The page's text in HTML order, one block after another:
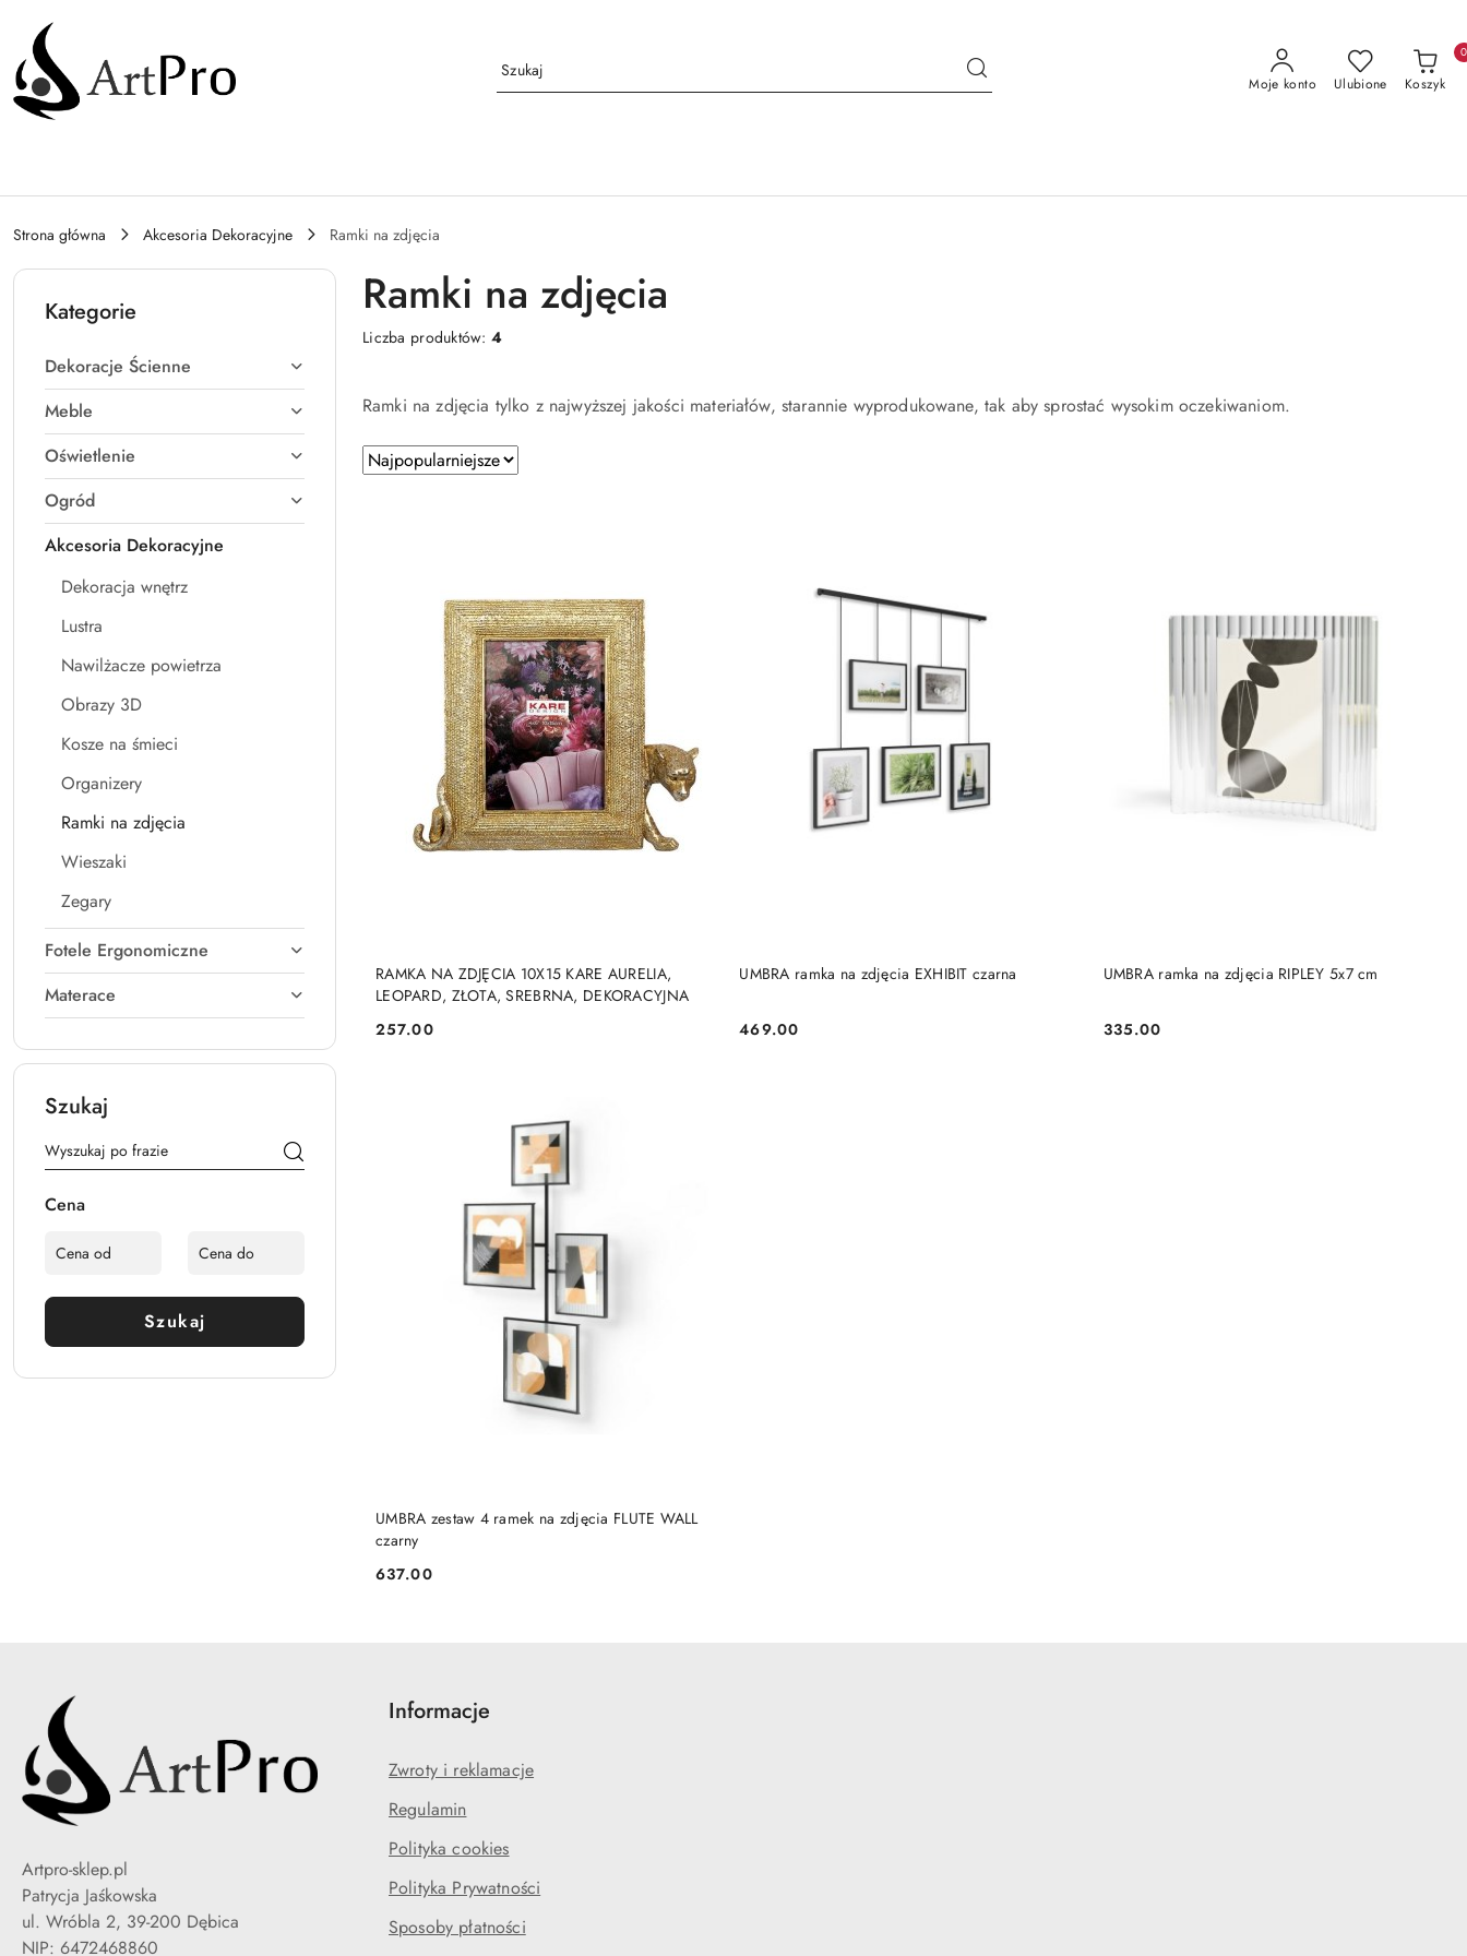
Przejdź do treści głównej
Przejdź do wyszukiwarki
Przejdź do moje konto
Przejdź do menu głównego
Przejdź do stopki
Moje konto Ulubione Koszyk
0
Strona główna Akcesoria Dekoracyjne Ramki na zdjęcia
Kategorie
Dekoracje Ścienne
Meble
Oświetlenie
Ogród
Akcesoria Dekoracyjne
Dekoracja wnętrz
Lustra
Nawilżacze powietrza
Obrazy 3D
Kosze na śmieci
Organizery
Ramki na zdjęcia
Wieszaki
Zegary
Fotele Ergonomiczne
Materace
Szukaj
Cena
Szukaj
Ramki na zdjęcia
Liczba produktów:4
Ramki na zdjęcia tylko z najwyższej jakości materiałów, starannie wyprodukowane, tak aby sprostać wysokim oczekiwaniom.
Zastosowano
sortowanie:
Sortuj
według
RAMKA NA ZDJĘCIA 10X15 KARE AURELIA,
LEOPARD, ZŁOTA, SREBRNA, DEKORACYJNA
Cena:
257.00
DO KOSZYKA UMBRA ramka na zdjęcia EXHIBIT czarna
Cena:
469.00
DO KOSZYKA UMBRA ramka na zdjęcia RIPLEY 5x7 cm
Cena:
335.00
DO KOSZYKA
UMBRA zestaw 4 ramek na zdjęcia FLUTE WALL
czarny
Cena:
637.00
DO KOSZYKA
Artpro-sklep.pl
Patrycja Jaśkowska
ul. Wróbla 2, 39-200 Dębica
NIP: 6472468860
Informacje
Zwroty i reklamacje
Regulamin
Polityka cookies
Polityka Prywatności
Sposoby płatności